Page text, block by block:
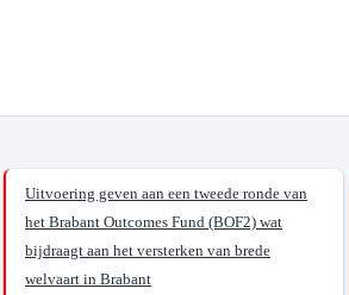
Uitvoering geven aan een tweede ronde van
het Brabant Outcomes Fund (BOF2) wat
bijdraagt aan het versterken van brede
welvaart in Brabant